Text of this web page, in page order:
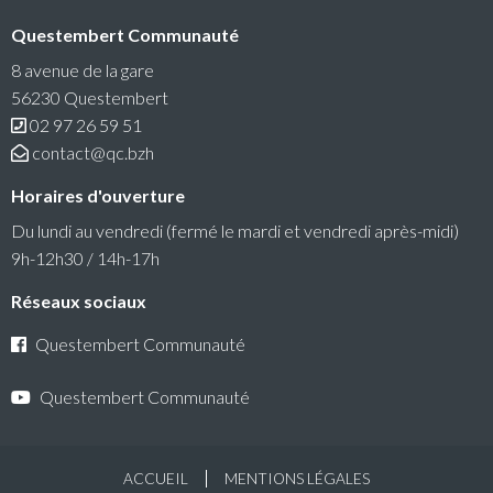
RéColTE : Appel à projets citoyen pour les
transitions et l’environnement
Questembert Communauté lance un 3e appel à projets
auquel peuvent candidater les associations du territoire.
Questembert Communauté
8 avenue de la gare
56230 Questembert
02 97 26 59 51
contact@qc.bzh
Horaires d'ouverture
Du lundi au vendredi (fermé le mardi et vendredi après-midi)
9h-12h30 / 14h-17h
Réseaux sociaux
Questembert Communauté
Questembert Communauté
ACCUEIL MENTIONS LÉGALES